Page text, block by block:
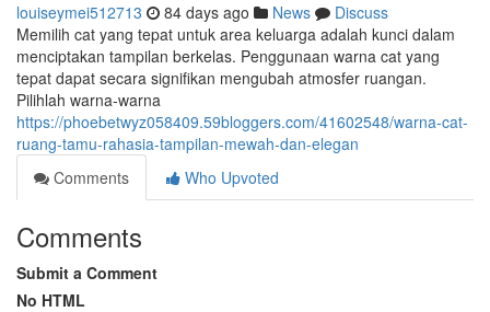
louiseymei512713 84 days ago News
Discuss
Memilih cat yang tepat untuk area keluarga adalah kunci dalam
menciptakan tampilan berkelas. Penggunaan warna cat yang
tepat dapat secara signifikan mengubah atmosfer ruangan.
Pilihlah warna-warna
https://phoebetwyz058409.59bloggers.com/41602548/warna-cat-
ruang-tamu-rahasia-tampilan-mewah-dan-elegan
Comments
Who Upvoted
Comments
Submit a Comment
No HTML